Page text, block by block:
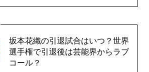
坂本花織の引退試合はいつ？世界
選手権で引退後は芸能界からラブ
コール？